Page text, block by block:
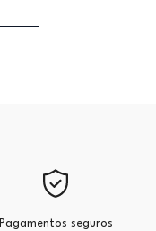
Pagamentos seguros